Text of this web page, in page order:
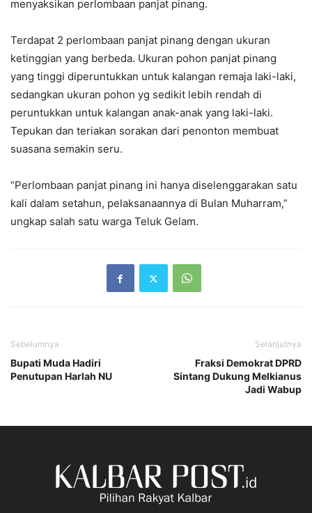
menyaksikan perlombaan panjat pinang.
Terdapat 2 perlombaan panjat pinang dengan ukuran
ketinggian yang berbeda. Ukuran pohon panjat pinang
yang tinggi diperuntukkan untuk kalangan remaja laki-laki,
sedangkan ukuran pohon yg sedikit lebih rendah di
peruntukkan untuk kalangan anak-anak yang laki-laki.
Tepukan dan teriakan sorakan dari penonton membuat
suasana semakin seru.
“Perlombaan panjat pinang ini hanya diselenggarakan satu
kali dalam setahun, pelaksanaannya di Bulan Muharram,”
ungkap salah satu warga Teluk Gelam.
Sebelumnya
Bupati Muda Hadiri
Penutupan Harlah NU
Selanjutnya
Fraksi Demokrat DPRD
Sintang Dukung Melkianus
Jadi Wabup